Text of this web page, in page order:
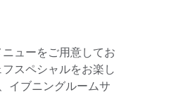
ューをご用意してお
スペシャルをお楽し
イブニングルームサ